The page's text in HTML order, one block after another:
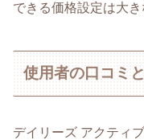
できる価格設定は大き
使用者の口コミ
デイリーズ アクティ